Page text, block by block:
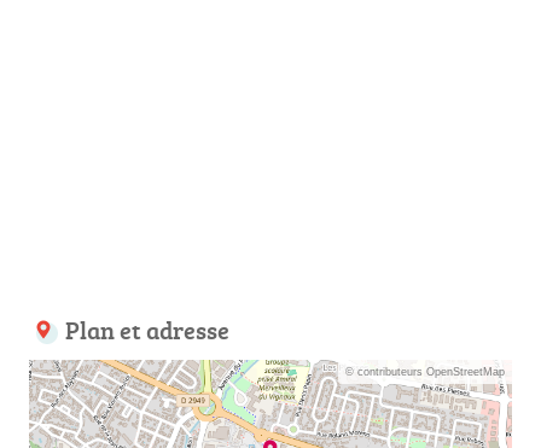
Plan et adresse
© contributeurs OpenStreetMap